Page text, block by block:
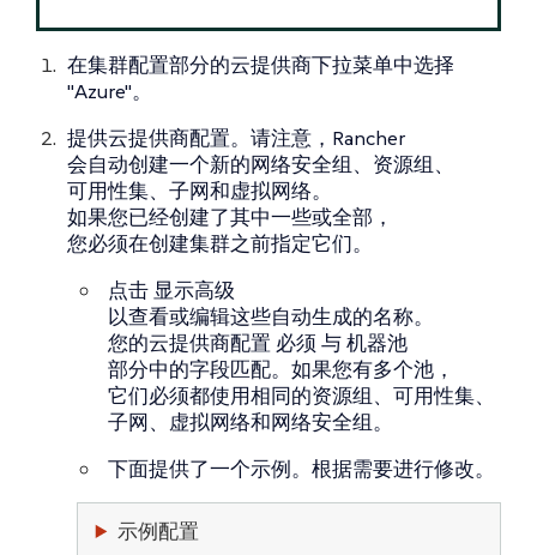
在集群配置部分的云提供商下拉菜单中选择
"Azure"。
提供云提供商配置。请注意，Rancher
会自动创建一个新的网络安全组、资源组、
可用性集、子网和虚拟网络。
如果您已经创建了其中一些或全部，
您必须在创建集群之前指定它们。
点击 显示高级
以查看或编辑这些自动生成的名称。
您的云提供商配置 必须 与机器池
部分中的字段匹配。如果您有多个池，
它们必须都使用相同的资源组、可用性集、
子网、虚拟网络和网络安全组。
下面提供了一个示例。根据需要进行修改。
示例配置